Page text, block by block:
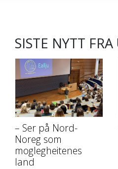
SISTE NYTT FRA
– Ser på Nord-
Noreg som
moglegheitenes
land